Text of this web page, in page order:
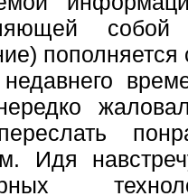
собой
Идя